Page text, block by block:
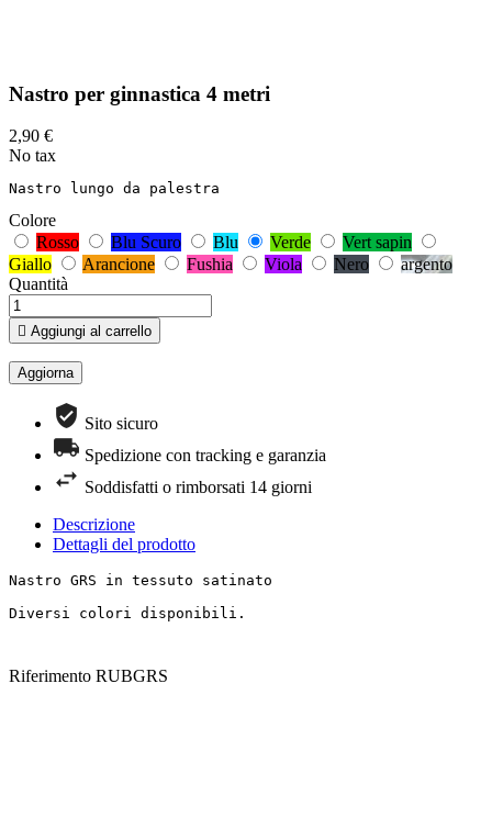
Nastro per ginnastica 4 metri
2,90 €
No tax
Nastro lungo da palestra
Colore
Rosso
Blu Scuro Blu Verde
Vert sapin
Giallo
Arancione Fushia Viola Nero
argento
Quantità
 Aggiungi al carrello
Sito sicuro
Spedizione con tracking e garanzia
Soddisfatti o rimborsati 14 giorni
Descrizione
Dettagli del prodotto
Nastro GRS in tessuto satinato
Diversi colori disponibili.
Riferimento RUBGRS